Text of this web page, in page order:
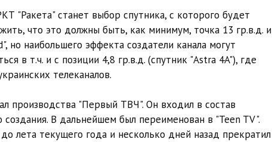
"Ракета" станет выбор спутника, с которого будет
что это должны быть, как минимум, точка 13 гр.в.д. и
но наибольшего эффекта создатели канала могут
в т.ч. и с позиции 4,8 гр.в.д. (спутник "Astra 4A"), где
телеканалов.
производства "Первый ТВЧ". Он входил в состав
В дальнейшем был переименован в "Teen TV".
лета текущего года и несколько дней назад прекратил